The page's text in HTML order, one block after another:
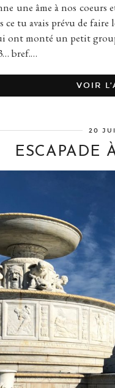
âme à nos coeurs
ce tu avais prévu de
ont monté un petit
bref.…
VOIR
20
ESCAPADE